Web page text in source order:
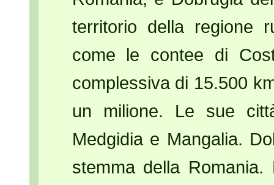
territorio della regione
come le contee di
complessiva di 15.500
un milione. Le sue
Medgidia e Mangalia.
stemma della